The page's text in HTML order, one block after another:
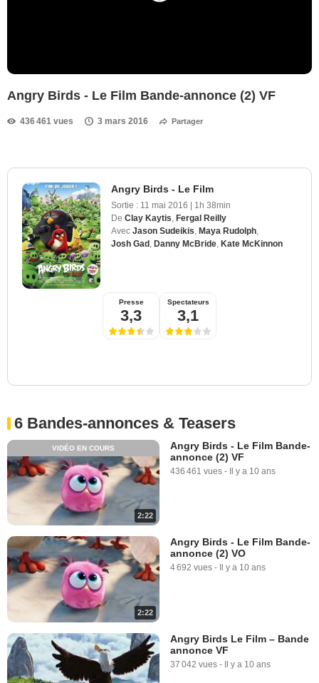
Angry Birds - Le Film Bande-annonce (2) VF
436 461 vues 3 mars 2016 Partager
Angry Birds - Le Film
Sortie : 11 mai 2016 | 1h 38min
De Clay Kaytis Fergal Reilly
Avec Jason Sudeikis Maya Rudolph
Josh Gad Danny McBride Kate McKinnon
Presse
3,3
Spectateurs
3,1
6 Bandes-annonces & Teasers
2:22
VIDÉO EN COURS
Angry Birds - Le Film Bande-
annonce (2) VF
436 461 vues - Il y a 10 ans
2:22
Angry Birds - Le Film Bande-
annonce (2) VO
4 692 vues - Il y a 10 ans
Angry Birds Le Film – Bande
annonce VF
37 042 vues - Il y a 10 ans